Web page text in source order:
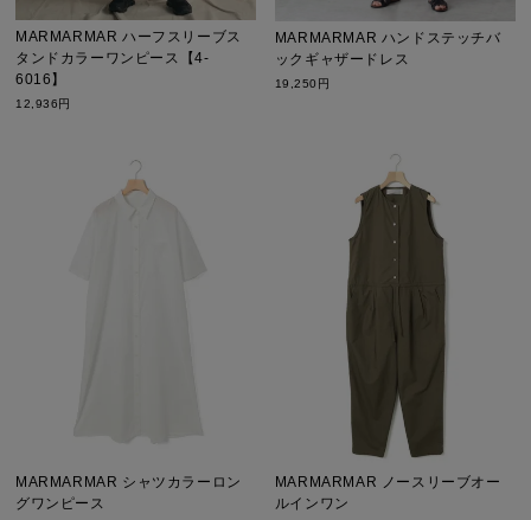
MARMARMAR ハーフスリーブス
タンドカラーワンピース【4-
6016】
12,936円
MARMARMAR ハンドステッチバ
ックギャザードレス
19,250円
MARMARMAR シャツカラーロン
グワンピース
MARMARMAR ノースリーブオー
ルインワン